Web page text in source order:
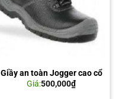
Giầy an toàn Jogger cao cổ
Giá:500,000₫